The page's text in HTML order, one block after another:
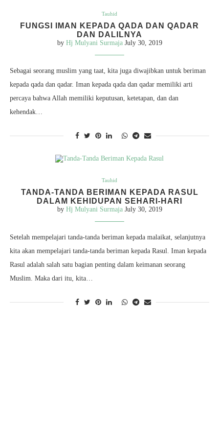
Tauhid
FUNGSI IMAN KEPADA QADA DAN QADAR
DAN DALILNYA
by Hj Mulyani Surmaja July 30, 2019
Sebagai seorang muslim yang taat, kita juga diwajibkan untuk beriman
kepada qada dan qadar. Iman kepada qada dan qadar memiliki arti
percaya bahwa Allah memiliki keputusan, ketetapan, dan dan
kehendak…
Tauhid
TANDA-TANDA BERIMAN KEPADA RASUL
DALAM KEHIDUPAN SEHARI-HARI
by Hj Mulyani Surmaja July 30, 2019
Setelah mempelajari tanda-tanda beriman kepada malaikat, selanjutnya
kita akan mempelajari tanda-tanda beriman kepada Rasul. Iman kepada
Rasul adalah salah satu bagian penting dalam keimanan seorang
Muslim. Maka dari itu, kita…